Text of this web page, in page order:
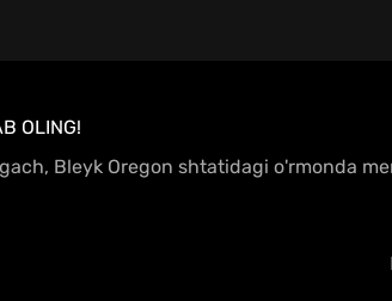
OLING!
Bleyk Oregon shtatidagi o'rmonda